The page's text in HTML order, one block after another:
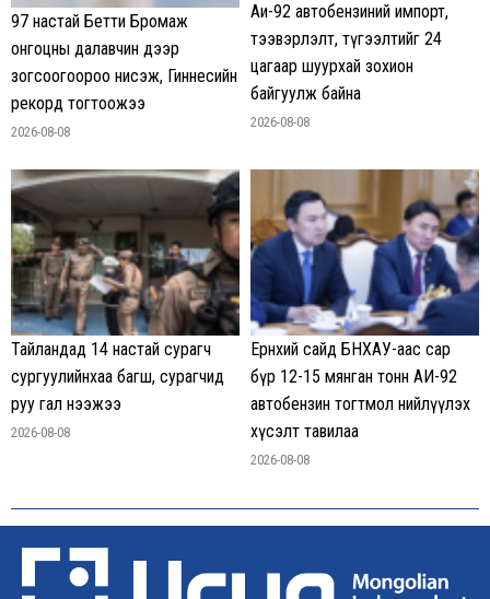
97 настай Бетти Бромаж
онгоцны далавчин дээр
зогсоогоороо нисэж, Гиннесийн
рекорд тогтоожээ
2026-08-08
Аи-92 автобензиний импорт,
тээвэрлэлт, түгээлтийг 24
цагаар шуурхай зохион
байгуулж байна
2026-08-08
Тайландад 14 настай сурагч
сургуулийнхаа багш, сурагчид
руу гал нээжээ
2026-08-08
Ерөнхий сайд БНХАУ-аас сар
бүр 12-15 мянган тонн АИ-92
автобензин тогтмол нийлүүлэх
хүсэлт тавилаа
2026-08-08